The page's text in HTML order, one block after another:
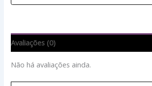
Avaliações (0)
Não há avaliações ainda.